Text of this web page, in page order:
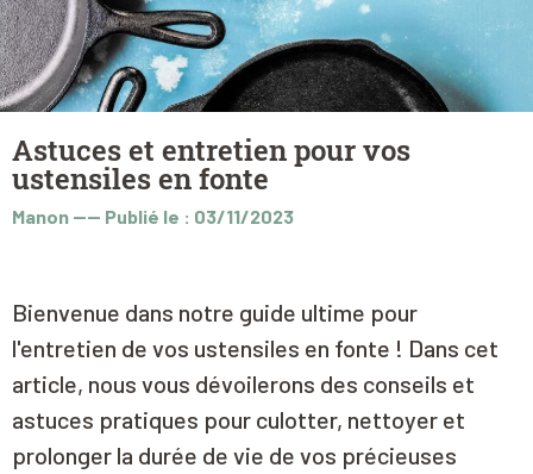
Astuces et entretien pour vos
ustensiles en fonte
Manon ---- Publié le : 03/11/2023
Bienvenue dans notre guide ultime pour
l'entretien de vos ustensiles en fonte ! Dans cet
article, nous vous dévoilerons des conseils et
astuces pratiques pour culotter, nettoyer et
prolonger la durée de vie de vos précieuses